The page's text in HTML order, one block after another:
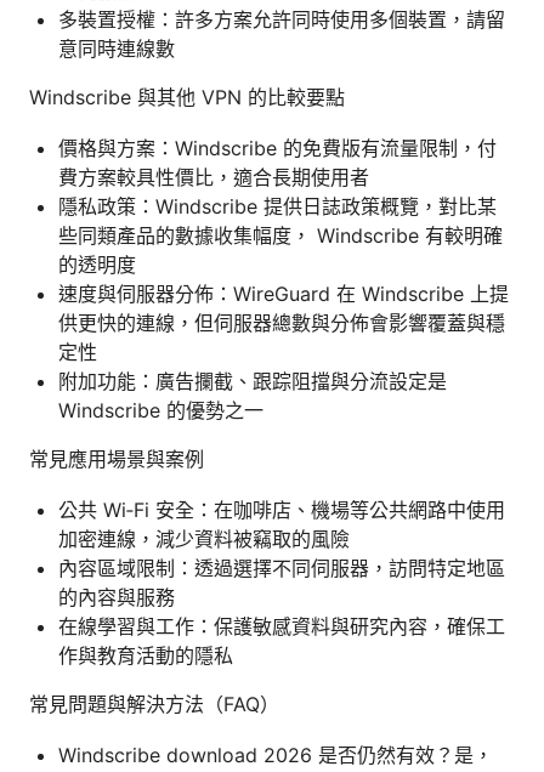
多裝置授權：許多方案允許同時使用多個裝置，請留
意同時連線數
Windscribe 與其他 VPN 的比較要點
價格與方案：Windscribe 的免費版有流量限制，付
費方案較具性價比，適合長期使用者
隱私政策：Windscribe 提供日誌政策概覽，對比某
些同類產品的數據收集幅度， Windscribe 有較明確
的透明度
速度與伺服器分佈：WireGuard 在 Windscribe 上提
供更快的連線，但伺服器總數與分佈會影響覆蓋與穩
定性
附加功能：廣告攔截、跟踪阻擋與分流設定是
Windscribe 的優勢之一
常見應用場景與案例
公共 Wi‑Fi 安全：在咖啡店、機場等公共網路中使用
加密連線，減少資料被竊取的風險
內容區域限制：透過選擇不同伺服器，訪問特定地區
的內容與服務
在線學習與工作：保護敏感資料與研究內容，確保工
作與教育活動的隱私
常見問題與解決方法（FAQ）
Windscribe download 2026 是否仍然有效？是，